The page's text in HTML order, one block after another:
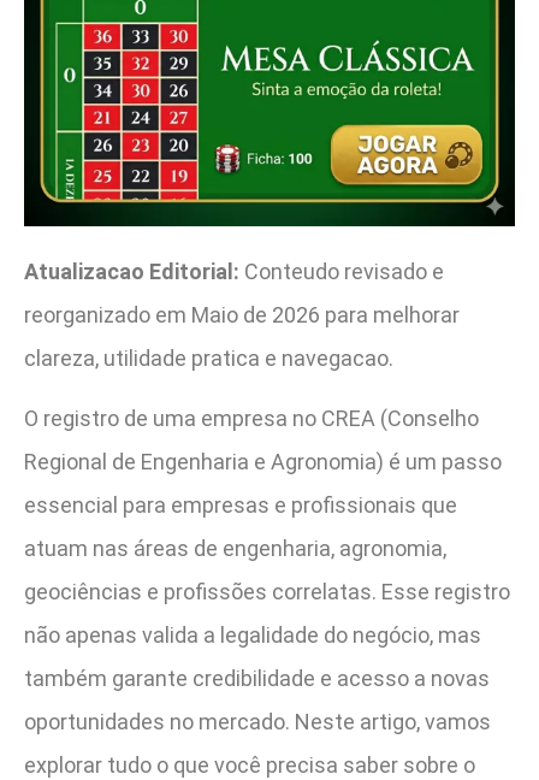
Atualizacao Editorial: Conteudo revisado e
reorganizado em Maio de 2026 para melhorar
clareza, utilidade pratica e navegacao.
O registro de uma empresa no CREA (Conselho
Regional de Engenharia e Agronomia) é um passo
essencial para empresas e profissionais que
atuam nas áreas de engenharia, agronomia,
geociências e profissões correlatas. Esse registro
não apenas valida a legalidade do negócio, mas
também garante credibilidade e acesso a novas
oportunidades no mercado. Neste artigo, vamos
explorar tudo o que você precisa saber sobre o